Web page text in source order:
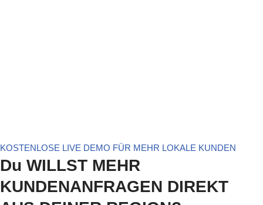
KOSTENLOSE LIVE DEMO FÜR MEHR LOKALE KUNDEN
Du WILLST MEHR
KUNDENANFRAGEN DIREKT